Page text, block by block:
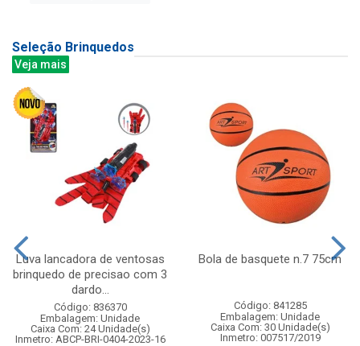
Seleção Brinquedos
Veja mais
Luva lancadora de ventosas
brinquedo de precisao com 3
dardo...
Código: 836370
Embalagem: Unidade
Caixa Com: 24 Unidade(s)
Inmetro: ABCP-BRI-0404-2023-16
Bola de basquete n.7 75cm
Código: 841285
Embalagem: Unidade
Caixa Com: 30 Unidade(s)
Inmetro: 007517/2019